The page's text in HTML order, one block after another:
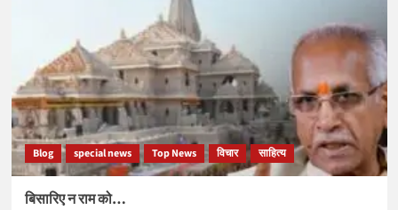
Blog special news Top News विचार साहित्य
बिसारिए न राम को…